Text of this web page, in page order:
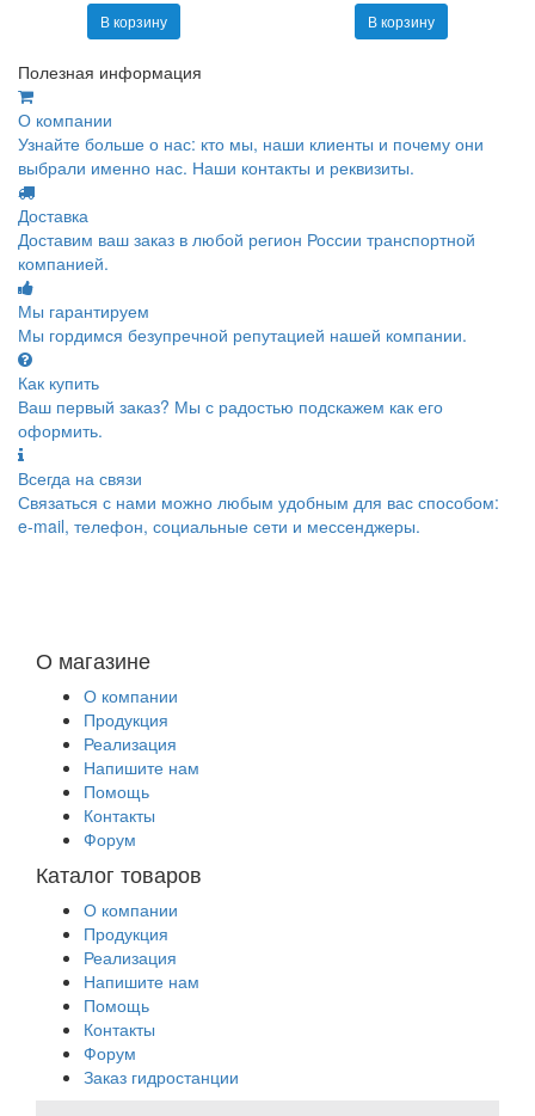
В корзину
В корзину
Полезная информация
О компании
Узнайте больше о нас: кто мы, наши клиенты и почему они
выбрали именно нас. Наши контакты и реквизиты.
Доставка
Доставим ваш заказ в любой регион России транспортной
компанией.
Мы гарантируем
Мы гордимся безупречной репутацией нашей компании.
Как купить
Ваш первый заказ? Мы с радостью подскажем как его
оформить.
Всегда на связи
Связаться с нами можно любым удобным для вас способом:
e-mail, телефон, социальные сети и мессенджеры.
О магазине
О компании
Продукция
Реализация
Напишите нам
Помощь
Контакты
Форум
Каталог товаров
О компании
Продукция
Реализация
Напишите нам
Помощь
Контакты
Форум
Заказ гидростанции